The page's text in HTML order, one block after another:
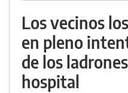
Los vecinos
en pleno
de los
hospital